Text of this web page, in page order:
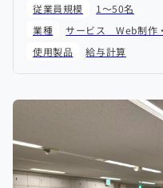
従業員規模
1～50名
業種
サービス
Web制作
使用製品
給与計算